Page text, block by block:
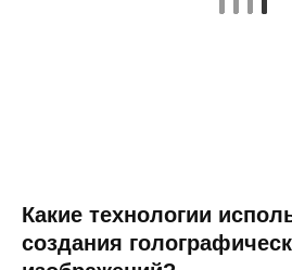
Какие технологии
создания